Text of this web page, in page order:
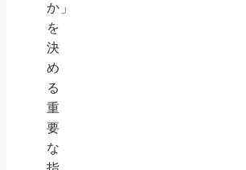
か」
を
決
め
る
重
要
な